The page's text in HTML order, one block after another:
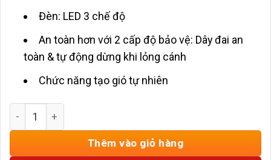
Đèn: LED 3 chế độ
An toàn hơn với 2 cấp độ bảo vệ: Dây đai an
toàn & tự động dừng khi lỏng cánh
Chức năng tạo gió tự nhiên
Quạt Trần Đèn 3 Cánh Ngắn Gỗ Đậm Thân Đen 1m06 HD-
Thêm vào giỏ hàng